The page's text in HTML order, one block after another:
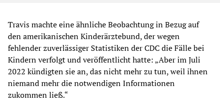
Travis machte eine ähnliche Beobachtung in Bezug auf
den amerikanischen Kinderärztebund, der wegen
fehlender zuverlässiger Statistiken der CDC die Fälle bei
Kindern verfolgt und veröffentlicht hatte: „Aber im Juli
2022 kündigten sie an, das nicht mehr zu tun, weil ihnen
niemand mehr die notwendigen Informationen
zukommen ließ.“